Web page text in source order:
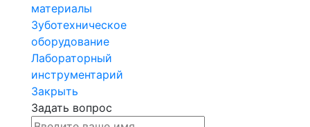
материалы
Зуботехническое
оборудование
Лабораторный
инструментарий
Закрыть
Задать вопрос